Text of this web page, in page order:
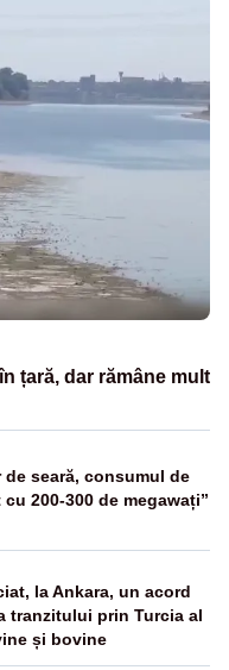
țară, dar rămâne mult
seară, consumul de
200-300 de megawați”
la Ankara, un acord
tranzitului prin Turcia al
și bovine